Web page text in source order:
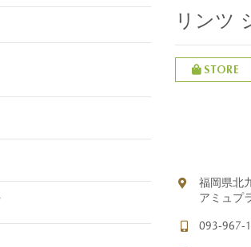
一覧
スク
お問い合わせ
リンツ
STORE
福岡県北
アミュ
093-967-